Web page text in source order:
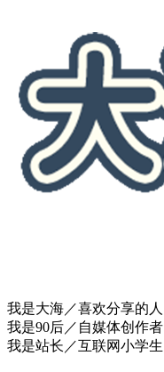
我是大海／喜欢分享的人
我是90后／自媒体创作者
我是站长／互联网小学生